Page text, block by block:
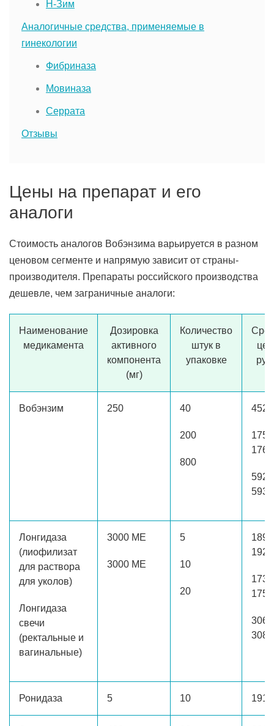
Н-Зим
Аналогичные средства, применяемые в
гинекологии
Фибриназа
Мовиназа
Серрата
Отзывы
Цены на препарат и его
аналоги
Стоимость аналогов Вобэнзима варьируется в разном
ценовом сегменте и напрямую зависит от страны-
производителя. Препараты российского производства
дешевле, чем заграничные аналоги:
Наименование
медикамента
Дозировка
активного
компонента
(мг)
Количество
штук в
упаковке
Вобэнзим 250 40
200
800
452-
1768
5937
Лонгидаза
(лиофилизат
для раствора
для уколов)
Лонгидаза
свечи
(ректальные и
вагинальные)
3000 МЕ
3000 МЕ
5
10
20
1920
1750
3080
Ронидаза 5 10 191-